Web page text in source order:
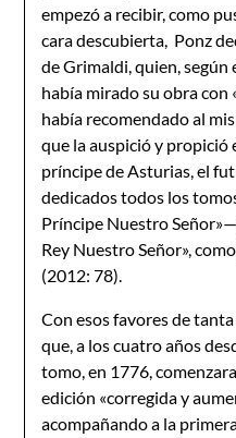
empezó a recibir, como
cara descubierta, Ponz
de Grimaldi, quien,
había mirado su obra con
había recomendado al
que la auspició y propició
príncipe de Asturias, el
dedicados todos los
Príncipe Nuestro
Rey Nuestro Señor»,
(2012: 78).
Con esos favores de
que, a los cuatro años
tomo, en 1776,
edición «corregida y
acompañando a la